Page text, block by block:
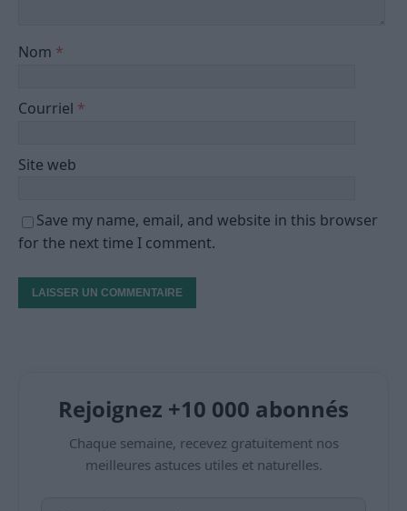
Nom *
Courriel *
Site web
Save my name, email, and website in this browser
for the next time I comment.
Rejoignez +10 000 abonnés
Chaque semaine, recevez gratuitement nos
meilleures astuces utiles et naturelles.